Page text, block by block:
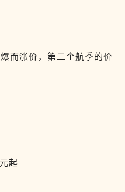
而涨价，第二个航季的价
起